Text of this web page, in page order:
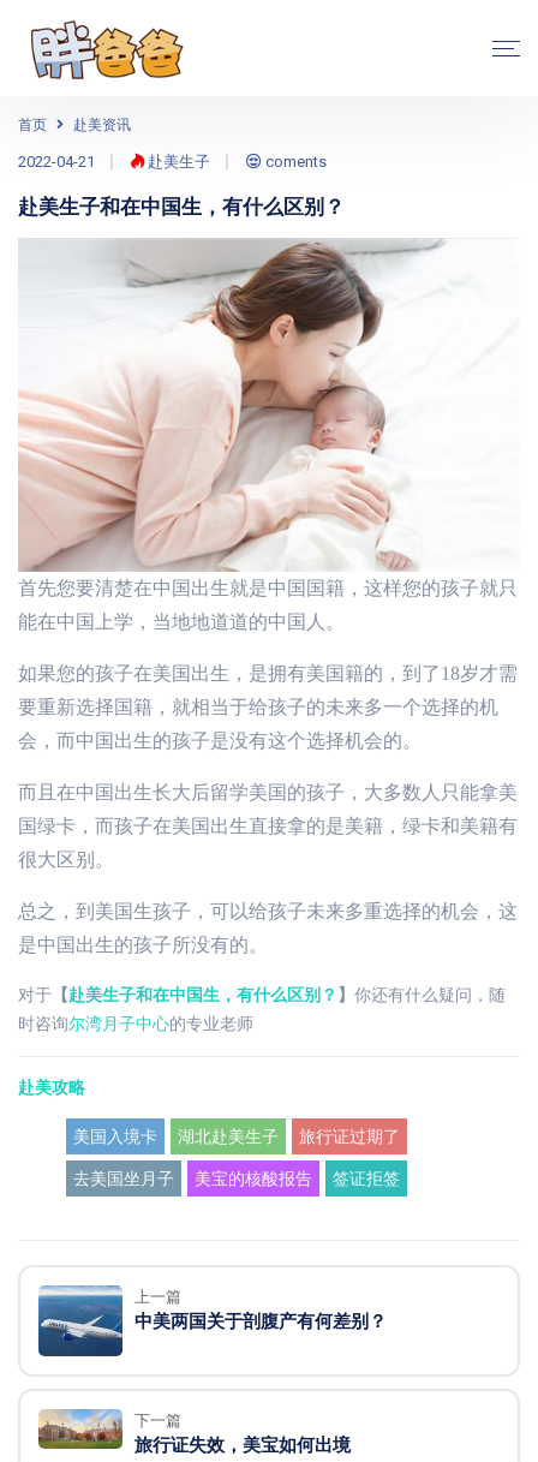
首页 赴美资讯
2022-04-21 赴美生子 coments
赴美生子和在中国生，有什么区别？
首先您要清楚在中国出生就是中国国籍，这样您的孩子就只
能在中国上学，当地地道道的中国人。
如果您的孩子在美国出生，是拥有美国籍的，到了18岁才需
要重新选择国籍，就相当于给孩子的未来多一个选择的机
会，而中国出生的孩子是没有这个选择机会的。
而且在中国出生长大后留学美国的孩子，大多数人只能拿美
国绿卡，而孩子在美国出生直接拿的是美籍，绿卡和美籍有
很大区别。
总之，到美国生孩子，可以给孩子未来多重选择的机会，这
是中国出生的孩子所没有的。
对于 【赴美生子和在中国生，有什么区别？ 】 你还有什么疑问，随
时咨询尔湾月子中心的专业老师
赴美攻略
美国入境卡 湖北赴美生子 旅行证过期了
去美国坐月子 美宝的核酸报告 签证拒签
上一篇
中美两国关于剖腹产有何差别？
下一篇
旅行证失效，美宝如何出境